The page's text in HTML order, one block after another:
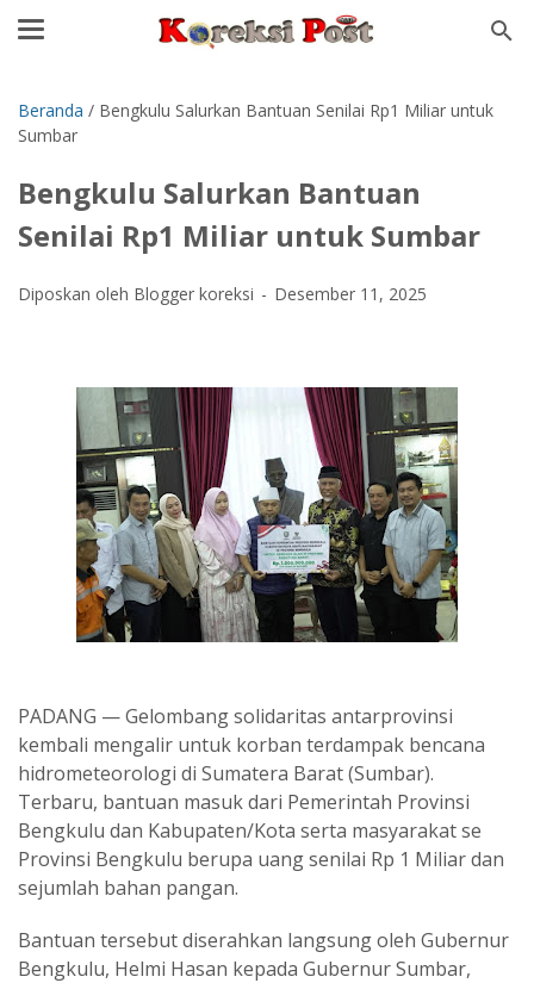
Beranda / Bengkulu Salurkan Bantuan Senilai Rp1 Miliar untuk
Sumbar
Bengkulu Salurkan Bantuan
Senilai Rp1 Miliar untuk Sumbar
Diposkan oleh Blogger koreksi Desember 11, 2025
PADANG — Gelombang solidaritas antarprovinsi
kembali mengalir untuk korban terdampak bencana
hidrometeorologi di Sumatera Barat (Sumbar).
Terbaru, bantuan masuk dari Pemerintah Provinsi
Bengkulu dan Kabupaten/Kota serta masyarakat se
Provinsi Bengkulu berupa uang senilai Rp 1 Miliar dan
sejumlah bahan pangan.
Bantuan tersebut diserahkan langsung oleh Gubernur
Bengkulu, Helmi Hasan kepada Gubernur Sumbar,